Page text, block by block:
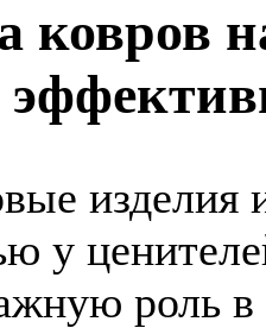
ковров
изделия
у
роль в